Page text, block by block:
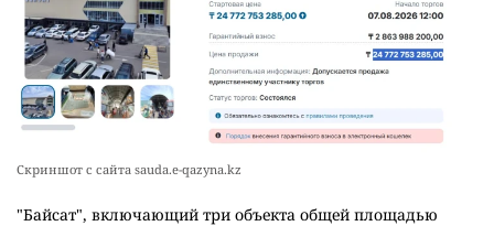
Скриншот с сайта sauda.e-qazyna.kz
"Байсат", включающий три объекта общей площадью